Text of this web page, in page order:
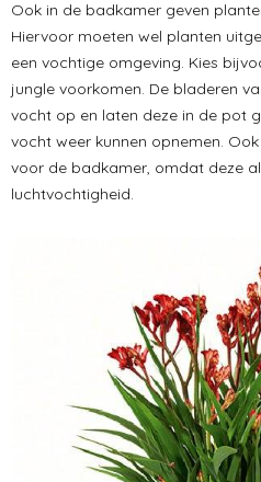
Ook in de badkamer geven
Hiervoor moeten wel planten
een vochtige omgeving. Kies
jungle voorkomen. De bladeren
vocht op en laten deze in de pot
vocht weer kunnen opnemen.
voor de badkamer, omdat deze
luchtvochtigheid.